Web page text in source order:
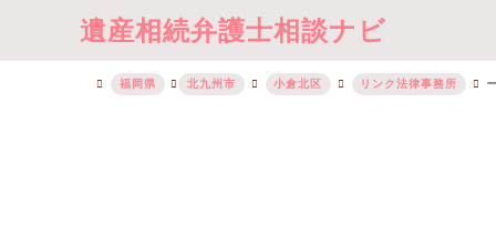
遺産相続弁護士相談ナビ
福岡県 北九州市 小倉北区 リンク法律事務所